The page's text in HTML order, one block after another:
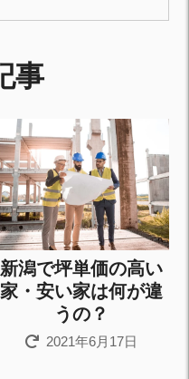
事
新潟で坪単価の高い
家・安い家は何が違
うの？
2021年6月17日